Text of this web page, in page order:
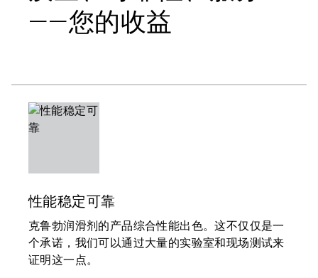
——您的收益
性能稳定可靠
克鲁勃润滑剂的产品综合性能出色。这不仅仅是一
个承诺，我们可以通过大量的实验室和现场测试来
证明这一点。